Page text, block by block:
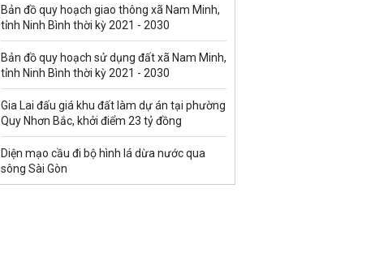
Bản đồ quy hoạch giao thông xã Nam Minh,
tỉnh Ninh Bình thời kỳ 2021 - 2030
Bản đồ quy hoạch sử dụng đất xã Nam Minh,
tỉnh Ninh Bình thời kỳ 2021 - 2030
Gia Lai đấu giá khu đất làm dự án tại phường
Quy Nhơn Bắc, khởi điểm 23 tỷ đồng
Diện mạo cầu đi bộ hình lá dừa nước qua
sông Sài Gòn